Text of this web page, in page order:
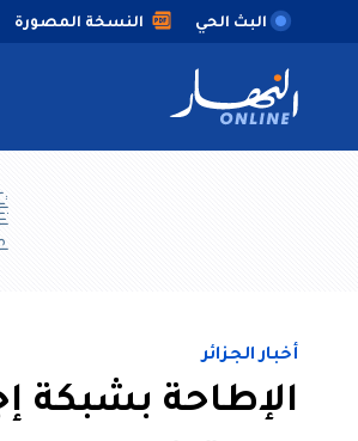
البث الحي النسخة المصورة
أخبار الجزائر
الإطاحة بشبكة